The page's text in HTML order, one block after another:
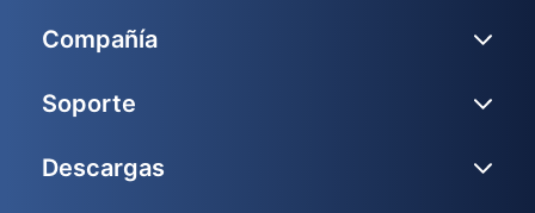
Compañía
Soporte
Descargas